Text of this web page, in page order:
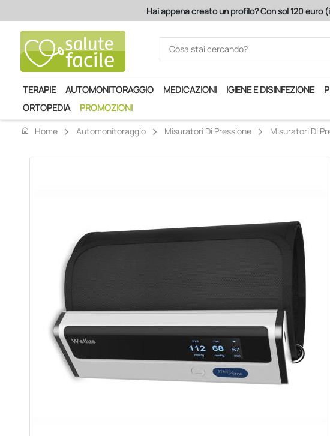
Hai appena creato un profilo? Con sol 120 euro
TERAPIE AUTOMONITORAGGIO MEDICAZIONI IGIENE E DISINFEZIONE
ORTOPEDIA
PROMOZIONI
home
Home Automonitoraggio Misuratori Di Pressione Misuratori Di